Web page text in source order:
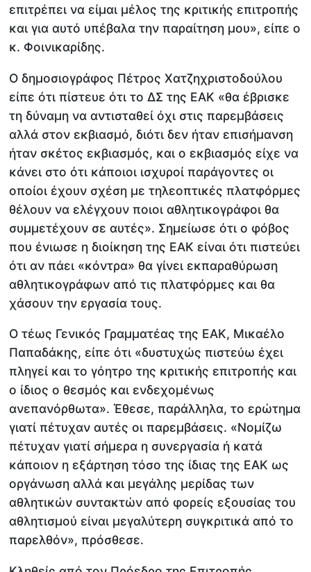
επιτρέπει να είμαι μέλος της κριτικής επιτροπής
και για αυτό υπέβαλα την παραίτηση μου», είπε ο
κ. Φοινικαρίδης.
Ο δημοσιογράφος Πέτρος Χατζηχριστοδούλου
είπε ότι πίστευε ότι το ΔΣ της ΕΑΚ «θα έβρισκε
τη δύναμη να αντισταθεί όχι στις παρεμβάσεις
αλλά στον εκβιασμό, διότι δεν ήταν επισήμανση
ήταν σκέτος εκβιασμός, και ο εκβιασμός είχε να
κάνει στο ότι κάποιοι ισχυροί παράγοντες οι
οποίοι έχουν σχέση με τηλεοπτικές πλατφόρμες
θέλουν να ελέγχουν ποιοι αθλητικογράφοι θα
συμμετέχουν σε αυτές». Σημείωσε ότι ο φόβος
που ένιωσε η διοίκηση της ΕΑΚ είναι ότι πιστεύει
ότι αν πάει «κόντρα» θα γίνει εκπαραθύρωση
αθλητικογράφων από τις πλατφόρμες και θα
χάσουν την εργασία τους.
Ο τέως Γενικός Γραμματέας της ΕΑΚ, Μικαέλο
Παπαδάκης, είπε ότι «δυστυχώς πιστεύω έχει
πληγεί και το γόητρο της κριτικής επιτροπής και
ο ίδιος ο θεσμός και ενδεχομένως
ανεπανόρθωτα». Έθεσε, παράλληλα, το ερώτημα
γιατί πέτυχαν αυτές οι παρεμβάσεις. «Νομίζω
πέτυχαν γιατί σήμερα η συνεργασία ή κατά
κάποιον η εξάρτηση τόσο της ίδιας της ΕΑΚ ως
οργάνωση αλλά και μεγάλης μερίδας των
αθλητικών συντακτών από φορείς εξουσίας του
αθλητισμού είναι μεγαλύτερη συγκριτικά από το
παρελθόν», πρόσθεσε.